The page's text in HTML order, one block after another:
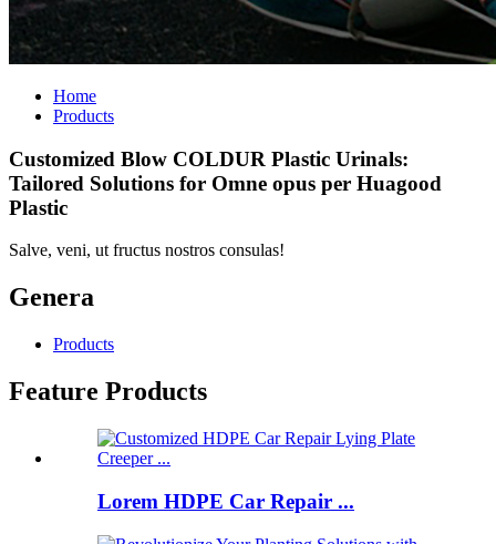
Home
Products
Customized Blow COLDUR Plastic Urinals:
Tailored Solutions for Omne opus per Huagood
Plastic
Salve, veni, ut fructus nostros consulas!
Genera
Products
Feature Products
Lorem HDPE Car Repair ...